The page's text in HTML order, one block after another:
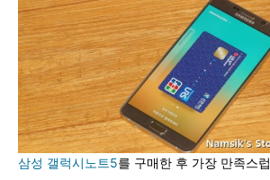
삼성 갤럭시노트5를 구매한 후 가장 만족스